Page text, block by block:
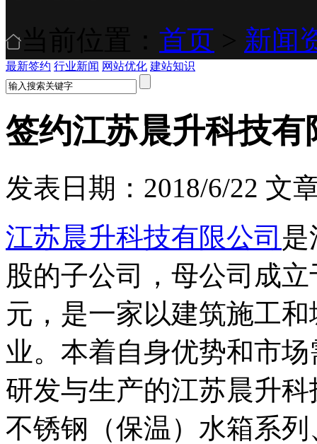
首页 新闻
最新签约 行业新闻 网站优化 建站知识
签约江苏晨升科技有
发表日期：2018/6/22 文
江苏晨升科技有限公司 是
股的子公司，母公司成
元，是一家以建筑施工
业。本着自身优势和市
研发与生产的江苏晨升
不锈钢（保温）水箱系